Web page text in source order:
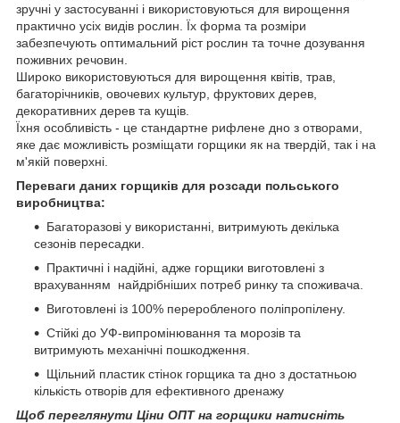
зручні у застосуванні і використовуються для вирощення
практично усіх видів рослин. Їх форма та розміри
забезпечують оптимальний ріст рослин та точне дозування
поживних речовин.
Широко використовуються для вирощення квітів, трав,
багаторічників, овочевих культур, фруктових дерев,
декоративних дерев та кущів.
Їхня особливість - це стандартне рифлене дно з отворами,
яке дає можливість розміщати горщики як на твердій, так і на
м'якій поверхні.
Переваги даних горщиків для розсади польського
виробництва:
Багаторазові у використанні, витримують декілька
сезонів пересадки.
Практичні і надійні, адже горщики виготовлені з
врахуванням найдрібніших потреб ринку та споживача.
Виготовлені із 100% переробленого поліпропілену.
Стійкі до УФ-випромінювання та морозів та
витримують механічні пошкодження.
Щільний пластик стінок горщика та дно з достатньою
кількість отворів для ефективного дренажу
Щоб переглянути Ціни ОПТ на горщики натисніть